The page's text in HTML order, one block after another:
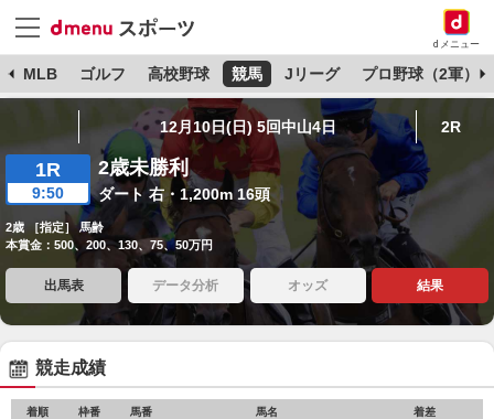
dメニュー
MLB ゴルフ 高校野球 競馬 Jリーグ プロ野球（2軍）
12月10日(日) 5回中山4日 2R
1R
9:50
2歳未勝利
ダート 右・1,200m 16頭
2歳 ［指定］ 馬齢
本賞金：500、200、130、75、50万円
出馬表 データ分析 オッズ 結果
競走成績
着順 枠番 馬番 馬名 着差